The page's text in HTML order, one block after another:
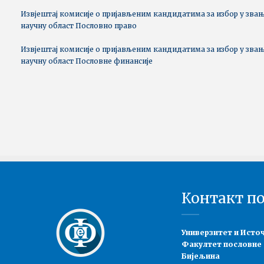
Извјештај комисије о пријављеним кандидатима за избор у
научну област Пословно право
Извјештај комисије о пријављеним кандидатима за избор у
научну област Пословне финансије
Контакт
Универзитет и
Факултет пословне
Бијељина